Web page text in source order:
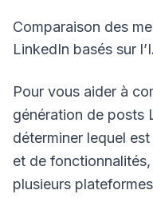
Comparaison des
LinkedIn basés sur
Pour vous aider à
génération de posts
déterminer lequel
et de
plusieurs